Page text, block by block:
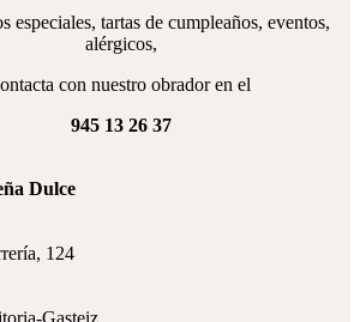
especiales, tartas de cumpleaños, eventos,
alérgicos,
con nuestro obrador en el
945 13 26 37
Dulce
124
Gasteiz